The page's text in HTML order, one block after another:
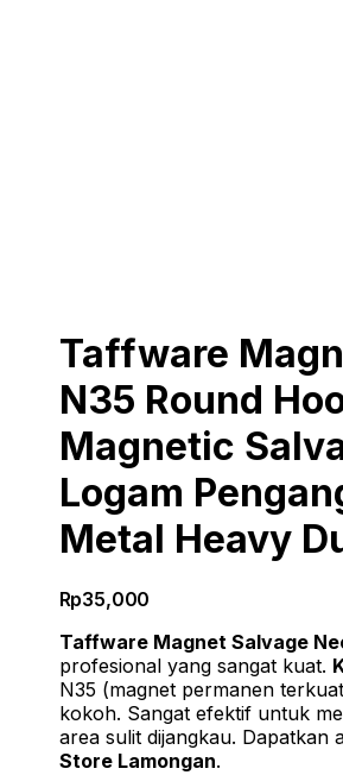
Taffware
N35 Round
Magnetic
Logam
Metal Heavy
Rp35,000
Taffware Magnet Salvage
profesional yang sangat kuat.
N35 (magnet permanen
kokoh. Sangat efektif untuk
area sulit dijangkau. Dapatkan
Store Lamongan.